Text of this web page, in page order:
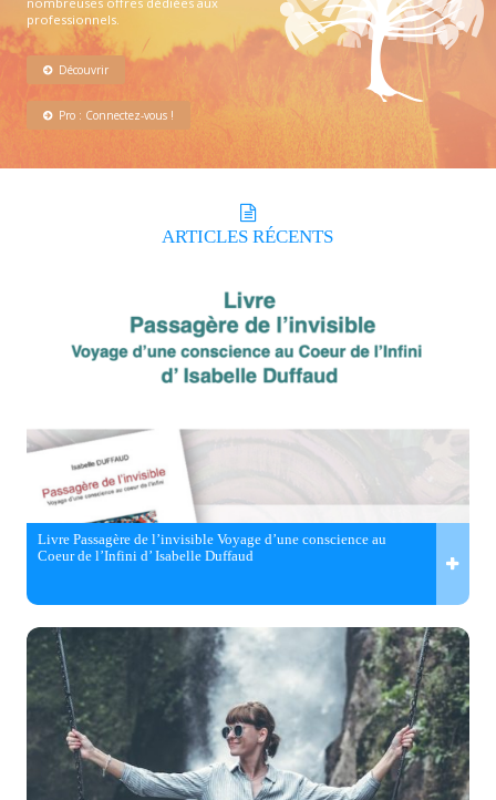
professionnels.
Découvrir
Pro : Connectez-vous !
ARTICLES RÉCENTS
Livre Passagère de l’invisible Voyage d’une conscience au
Coeur de l’Infini d’ Isabelle Duffaud